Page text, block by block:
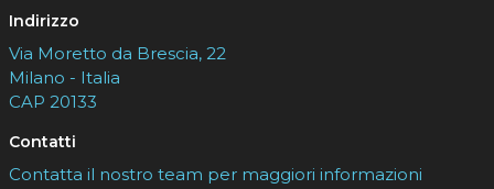
Indirizzo
Via Moretto da Brescia, 22
Milano - Italia
CAP 20133
Contatti
Contatta il nostro team per maggiori informazioni